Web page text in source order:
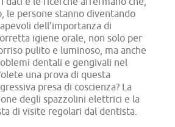
le persone stanno diventando
dell’importanza di
igiene orale, non solo per
pulito e luminoso, ma anche
dentali e gengivali nel
una prova di questa
presa di coscienza? La
degli spazzolini elettrici e la
di visite regolari dal dentista.